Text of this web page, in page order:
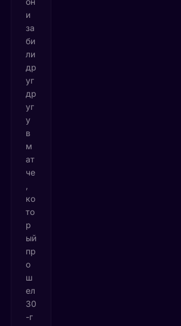
и
за
би
ли
др
уг
др
уг
у
в
м
ат
че
ко
то
р
ый
пр
о
ш
ел
30
-г